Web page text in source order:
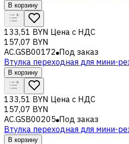
В корзину
133,51 BYN Цена с НДС
157,07 BYN
AC.GSB00172 Под заказ
Втулка переходная для мини-
В корзину
133,51 BYN Цена с НДС
157,07 BYN
AC.GSB00205 Под заказ
Втулка переходная для мини-
В корзину